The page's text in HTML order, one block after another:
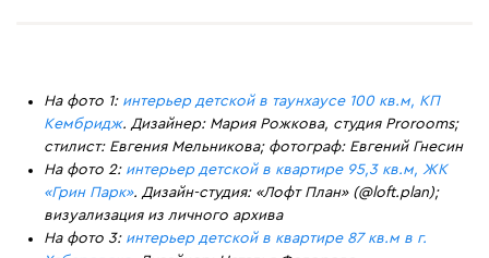
На фото 1: интерьер детской в таунхаусе 100 кв.м, КП
Кембридж. Дизайнер: Мария Рожкова, студия Prorooms;
стилист: Евгения Мельникова; фотограф: Евгений Гнесин
На фото 2: интерьер детской в квартире 95,3 кв.м, ЖК
«Грин Парк». Дизайн-студия: «Лофт План» (@loft.plan);
визуализация из личного архива
На фото 3: интерьер детской в квартире 87 кв.м в г.